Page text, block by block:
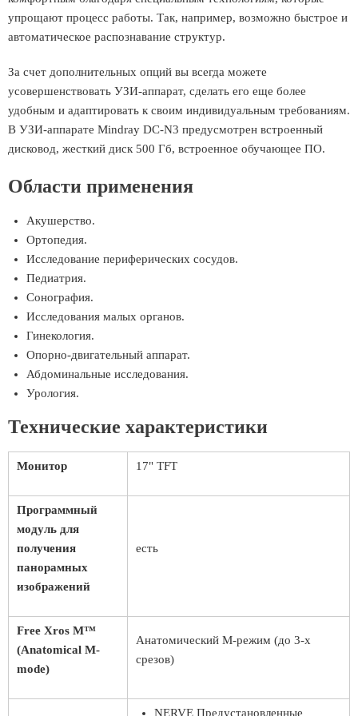
упрощают процесс работы. Так, например, возможно быстрое и
автоматическое распознавание структур.
За счет дополнительных опций вы всегда можете
усовершенствовать УЗИ-аппарат, сделать его еще более
удобным и адаптировать к своим индивидуальным требованиям.
В УЗИ-аппарате Mindray DC-N3 предусмотрен встроенный
дисковод, жесткий диск 500 Гб, встроенное обучающее ПО.
Области применения
Акушерство.
Ортопедия.
Исследование периферических сосудов.
Педиатрия.
Cонография.
Исследования малых органов.
Гинекология.
Опорно-двигательный аппарат.
Абдоминальные исследования.
Урология.
Технические характеристики
Монитор 17" TFT
Программный
модуль для
получения
панорамных
изображений
есть
Free Xros M™
(Anatomical M-
mode)
Анатомический М-режим (до 3-х
срезов)
NERVE Предустановленные